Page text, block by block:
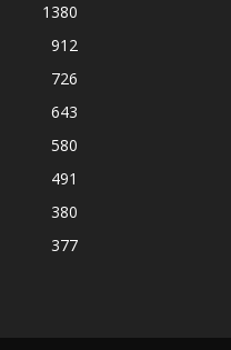
1380
912
726
643
580
491
380
377